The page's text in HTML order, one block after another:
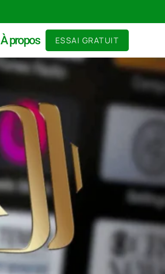
À propos ESSAI GRATUIT